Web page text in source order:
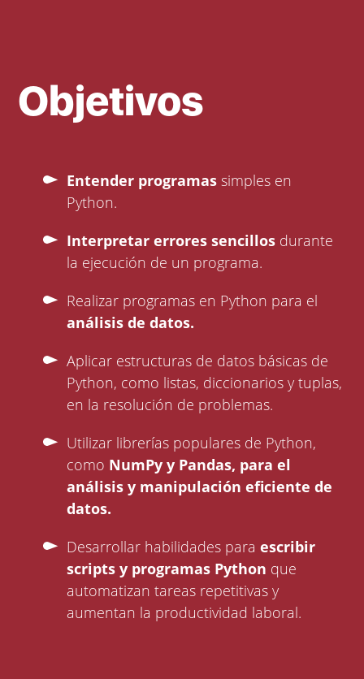
Objetivos
Entender programas simples en
Python.
Interpretar errores sencillos durante
la ejecución de un programa.
Realizar programas en Python para el
análisis de datos.
Aplicar estructuras de datos básicas de
Python, como listas, diccionarios y tuplas,
en la resolución de problemas.
Utilizar librerías populares de Python,
como NumPy y Pandas, para el
análisis y manipulación eficiente de
datos.
Desarrollar habilidades paraescribir
scripts y programas Python que
automatizan tareas repetitivas y
aumentan la productividad laboral.